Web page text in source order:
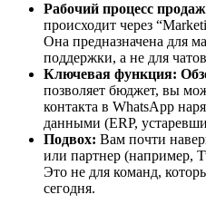
Рабочий процесс
происходит через
Она предназначена для
поддержки, а не для
Ключевая функция:
позволяет бюджет, вы
контакта в WhatsApp
данными (ERP,
Подвох: Вам почти
или партнер (например,
Это не для команд,
сегодня.